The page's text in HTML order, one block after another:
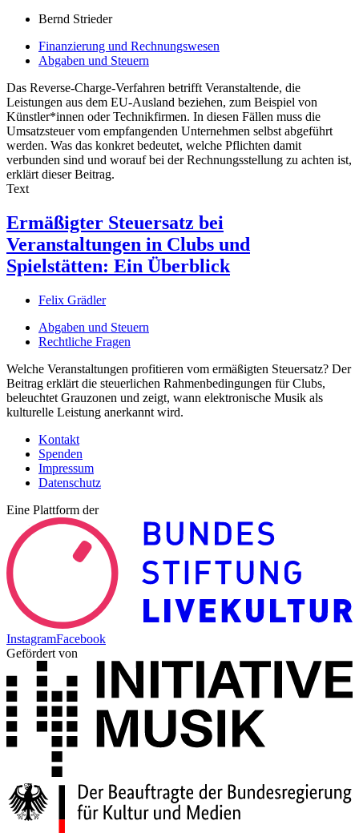
Bernd Strieder
Finanzierung und Rechnungswesen
Abgaben und Steuern
Das Reverse-Charge-Verfahren betrifft Veranstaltende, die
Leistungen aus dem EU-Ausland beziehen, zum Beispiel von
Künstler*innen oder Technikfirmen. In diesen Fällen muss die
Umsatzsteuer vom empfangenden Unternehmen selbst abgeführt
werden. Was das konkret bedeutet, welche Pflichten damit
verbunden sind und worauf bei der Rechnungsstellung zu achten ist,
erklärt dieser Beitrag.
Text
Ermäßigter Steuersatz bei
Veranstaltungen in Clubs und
Spielstätten: Ein Überblick
Felix Grädler
Abgaben und Steuern
Rechtliche Fragen
Welche Veranstaltungen profitieren vom ermäßigten Steuersatz? Der
Beitrag erklärt die steuerlichen Rahmenbedingungen für Clubs,
beleuchtet Grauzonen und zeigt, wann elektronische Musik als
kulturelle Leistung anerkannt wird.
Kontakt
Spenden
Impressum
Datenschutz
Eine Plattform der
InstagramFacebook
Gefördert von